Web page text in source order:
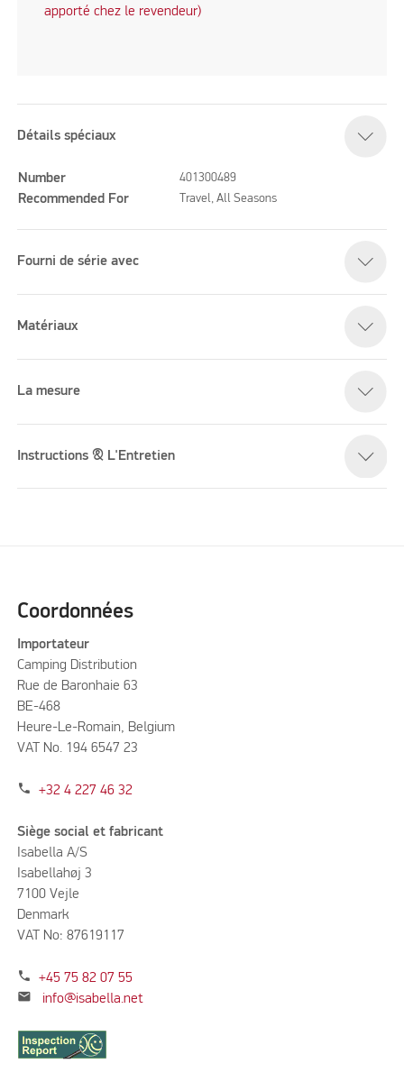
apporté chez le revendeur)
Détails spéciaux
Number 401300489
Recommended For Travel, All Seasons
Fourni de série avec
Matériaux
La mesure
Instructions & L'Entretien
Coordonnées
Importateur
Camping Distribution
Rue de Baronhaie 63
BE-468
Heure-Le-Romain, Belgium
VAT No. 194 6547 23
phone +32 4 227 46 32
Siège social et fabricant
Isabella A/S
Isabellahøj 3
7100 Vejle
Denmark
VAT No: 87619117
phone +45 75 82 07 55
mail info@isabella.net